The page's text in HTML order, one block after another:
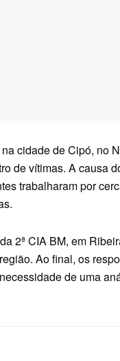
cidade de Cipó, no
de vítimas. A causa
trabalharam por
2ª CIA BM, em
Ao final, os
de uma